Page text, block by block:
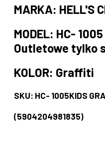
MARKA: HELL'S
MODEL: HC-
Outletowe tylko
KOLOR: Graffiti
SKU: HC- 1005KIDS
(5904204981835)